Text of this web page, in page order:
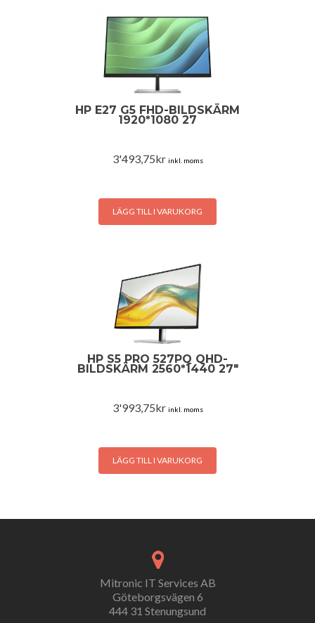
HP E27 G5 FHD-BILDSKÄRM
1920*1080 27
3'493,75kr inkl. moms
LÄGG TILL I VARUKORG
HP S5 PRO 527PQ QHD-
BILDSKÄRM 2560*1440 27″
3'993,75kr inkl. moms
LÄGG TILL I VARUKORG
Mitronic IT Services AB
Göteborgsvägen 6
444 31 Stenungsund